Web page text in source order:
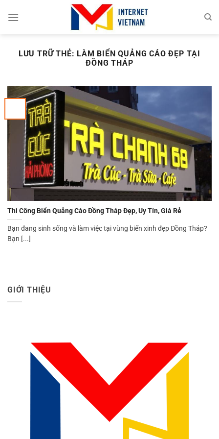
đến
LƯU TRỮ THẺ: LÀM BIỂN QUẢNG CÁO ĐẸP TẠI
ĐỒNG THÁP
Thi Công Biển Quảng Cáo Đồng Tháp Đẹp, Uy Tín, Giá Rẻ
Bạn đang sinh sống và làm việc tại vùng biển xinh đẹp Đồng Tháp?
Bạn [...]
GIỚI THIỆU